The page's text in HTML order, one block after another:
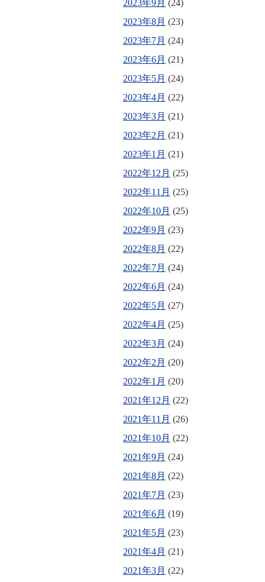
2023年9月 (24)
2023年8月 (23)
2023年7月 (24)
2023年6月 (21)
2023年5月 (24)
2023年4月 (22)
2023年3月 (21)
2023年2月 (21)
2023年1月 (21)
2022年12月 (25)
2022年11月 (25)
2022年10月 (25)
2022年9月 (23)
2022年8月 (22)
2022年7月 (24)
2022年6月 (24)
2022年5月 (27)
2022年4月 (25)
2022年3月 (24)
2022年2月 (20)
2022年1月 (20)
2021年12月 (22)
2021年11月 (26)
2021年10月 (22)
2021年9月 (24)
2021年8月 (22)
2021年7月 (23)
2021年6月 (19)
2021年5月 (23)
2021年4月 (21)
2021年3月 (22)